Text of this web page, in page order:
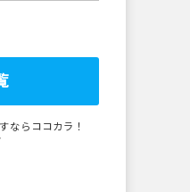
ならココカラ！